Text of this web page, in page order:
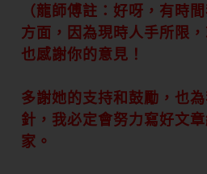
（龍師傅註：好呀，有時
方面，因為現時人手所限
也感謝你的意見！
多謝她的支持和鼓勵，也
針，我必定會努力寫好文
家。